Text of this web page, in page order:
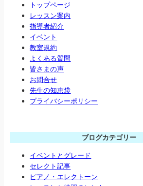
トップページ
レッスン案内
指導者紹介
イベント
教室規約
よくある質問
皆さまの声
お問合せ
先生の知恵袋
プライバシーポリシー
ブログカテゴリー
イベントとグレード
セレクト記事
ピアノ・エレクトーン